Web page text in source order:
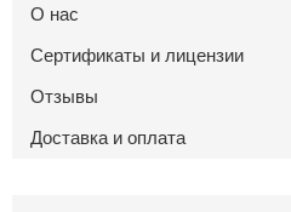
О нас
Сертификаты и лицензии
Отзывы
Доставка и оплата